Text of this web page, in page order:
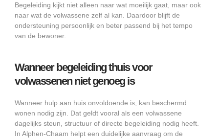
Begeleiding kijkt niet alleen naar wat moeilijk gaat, maar ook
naar wat de volwassene zelf al kan. Daardoor blijft de
ondersteuning persoonlijk en beter passend bij het tempo
van de bewoner.
Wanneer begeleiding thuis voor
volwassenen niet genoeg is
Wanneer hulp aan huis onvoldoende is, kan beschermd
wonen nodig zijn. Dat geldt vooral als een volwassene
dagelijks steun, structuur of directe begeleiding nodig heeft.
In Alphen-Chaam helpt een duidelijke aanvraag om de